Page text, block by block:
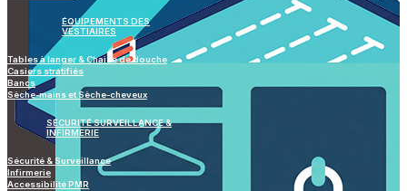
ÉQUIPEMENTS DES
VESTIAIRES
Tables à langer & Chaise de douche
Casiers stratifiés
Bancs
Sèche-mains et Sèche-cheveux
SÉCURITÉ SURVEILLANCE &
INFIRMERIE
Sécurité & Surveillance
Infirmerie
Accessibilité PMR